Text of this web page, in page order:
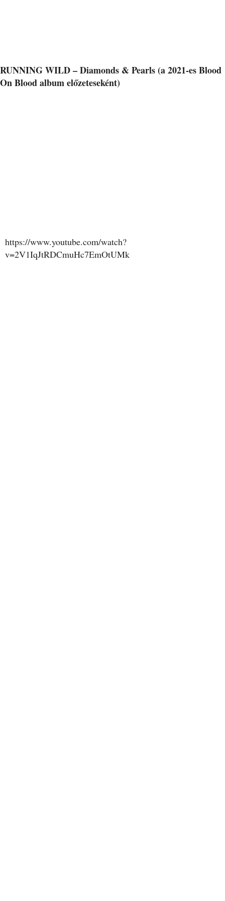
RUNNING WILD – Diamonds & Pearls (a 2021-es Blood
On Blood album előzeteseként)
https://www.youtube.com/watch?
v=2V1IqJtRDCmuHc7EmOtUMk